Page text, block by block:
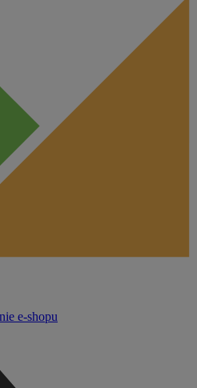
e‑shopu